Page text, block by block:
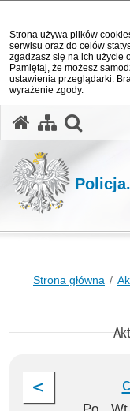
Strona używa plików
serwisu oraz do celów
zgadzasz się na ich użycie
Pamiętaj, że możesz
ustawienia przeglądarki.
wyrażenie zgody.
Strona główna